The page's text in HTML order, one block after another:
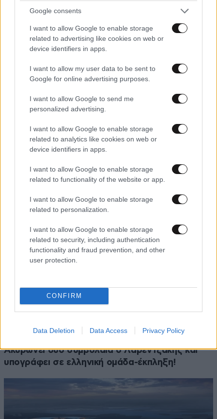
Google consents
I want to allow Google to enable storage
related to advertising like cookies on web or
device identifiers in apps.
I want to allow my user data to be sent to
Google for online advertising purposes.
I want to allow Google to send me
personalized advertising.
I want to allow Google to enable storage
related to analytics like cookies on web or
device identifiers in apps.
I want to allow Google to enable storage
related to functionality of the website or app.
I want to allow Google to enable storage
related to personalization.
I want to allow Google to enable storage
related to security, including authentication
functionality and fraud prevention, and other
user protection.
CONFIRM
Data Deletion Data Access Privacy Policy
ΚΟΣΜΟΣ 08·08·2026 04:58
Στα ίχνη της «Αράχνης» του Άσαντ: Ο
εντοπίστηκε στη Ρωσία
Ακυρώνει δύο συμβόλαια ο Λαρεντζάκης και
υπογράφει σε ελληνική ομάδα-έκπληξη!